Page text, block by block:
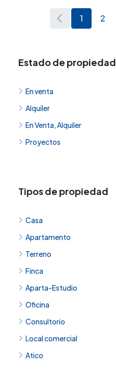
1 2
Estado de propiedad
En venta
Alquiler
En Venta, Alquiler
Proyectos
Tipos de propiedad
Casa
Apartamento
Terreno
Finca
Aparta-Estudio
Oficina
Consultorio
Local comercial
Atico